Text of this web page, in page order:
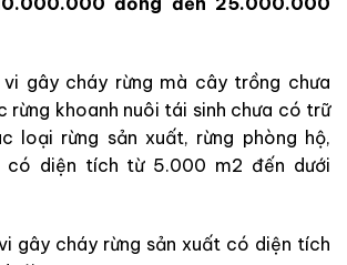
gây cháy rừng mà cây trồng chưa
rừng khoanh nuôi tái sinh chưa có trữ
loại rừng sản xuất, rừng phòng hộ,
có diện tích từ 5.000 m2 đến dưới
gây cháy rừng sản xuất có diện tích